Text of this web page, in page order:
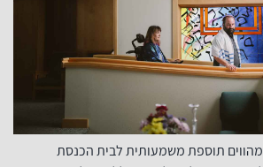
תוספת משמעותית לבית הכנסת